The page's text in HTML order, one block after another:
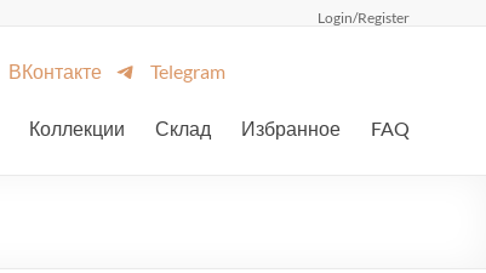
Login/Register
ВКонтакте Telegram
Коллекции Склад Избранное FAQ